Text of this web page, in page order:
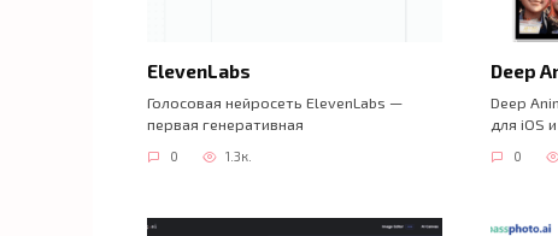
ElevenLabs
Голосовая нейросеть ElevenLabs —
первая генеративная
0 1.3к.
Deep
Deep
для iOS
0